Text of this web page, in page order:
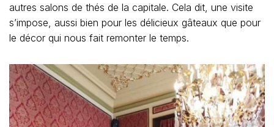
autres salons de thés de la capitale. Cela dit, une visite
s’impose, aussi bien pour les délicieux gâteaux que pour
le décor qui nous fait remonter le temps.